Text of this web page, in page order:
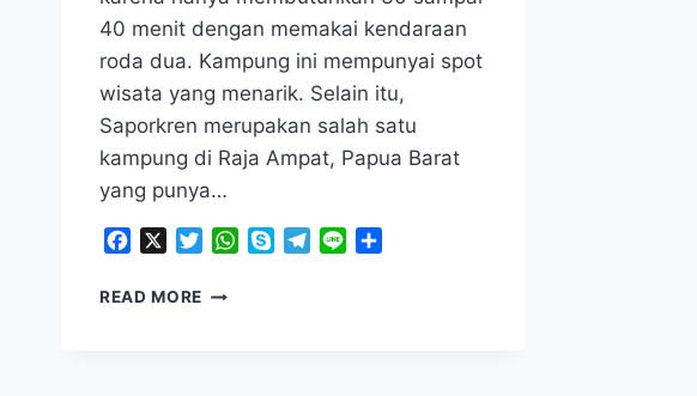
40 menit dengan memakai kendaraan
roda dua. Kampung ini mempunyai spot
wisata yang menarik. Selain itu,
Saporkren merupakan salah satu
kampung di Raja Ampat, Papua Barat
yang punya…
FacebookTwitterWhatsApp
SkypeTelegram
Line
READ MORE SAPORKREN